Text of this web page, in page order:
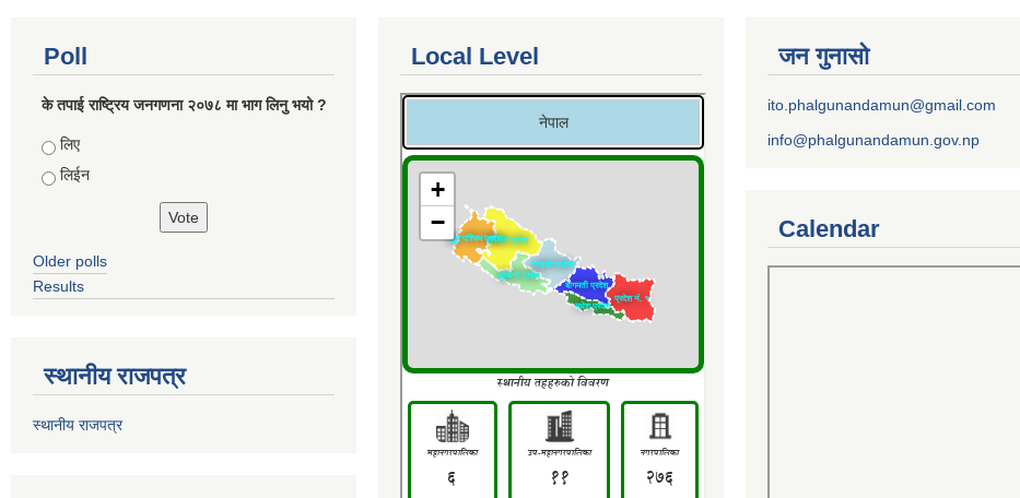
Poll
के तपाई राष्ट्रिय जनगणना २०७८ मा भाग लिनु भयो ?
Choices
लिए
लिईन
Older polls
Results
स्थानीय राजपत्र
स्थानीय राजपत्र
Local Level जन गुनासो
ito.phalgunandamun@gmail.com
info@phalgunandamun.gov.np
Calendar